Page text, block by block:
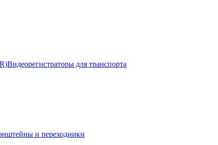
Видеорегистраторы для транспорта
и переходники